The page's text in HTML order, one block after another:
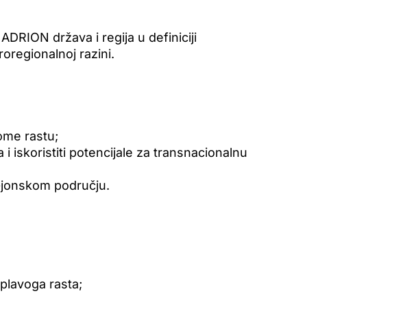
država i regija u definiciji
razini.
rastu;
iskoristiti potencijale za transnacionalnu
području.
rasta;